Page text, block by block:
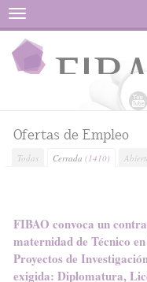
Menu
Ofertas de Empleo
Todas Cerrada (1410)
FIBAO convoca un
maternidad de Técnico
Proyectos de
exigida: Diplomatura,